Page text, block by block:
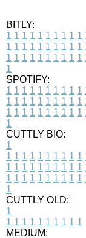
BITLY:
1 1 1 1 1 1 1 1 1 1
1 1 1 1 1 1 1 1 1 1
1 1 1 1 1 1 1 1 1 1
1
SPOTIFY:
1 1 1 1 1 1 1 1 1 1
1 1 1 1 1 1 1 1 1 1
1 1 1 1 1 1 1 1 1 1
1
CUTTLY BIO:
1
1 1 1 1 1 1 1 1 1 1
1 1 1 1 1 1 1 1 1 1
1 1 1 1 1 1 1 1 1 1
1
CUTTLY OLD:
1
1 1 1 1 1 1 1 1 1 1
MEDIUM: